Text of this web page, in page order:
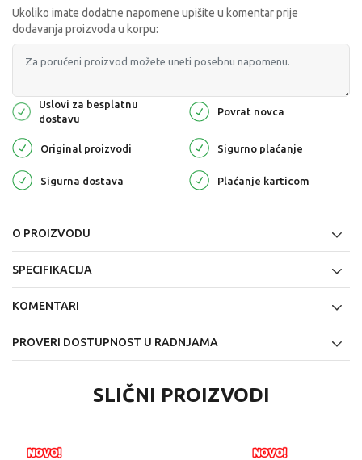
Ukoliko imate dodatne napomene upišite u komentar prije
dodavanja proizvoda u korpu:
Uslovi za besplatnu
dostavu
Povrat novca
Original proizvodi Sigurno plaćanje
Sigurna dostava Plaćanje karticom
O PROIZVODU
SPECIFIKACIJA
KOMENTARI
PROVERI DOSTUPNOST U RADNJAMA
SLIČNI PROIZVODI